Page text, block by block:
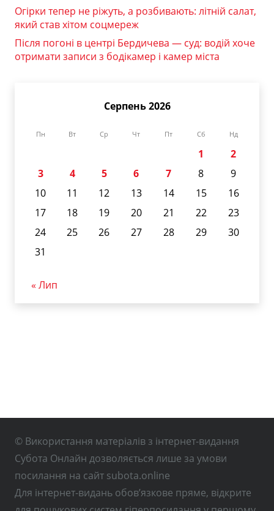
Огірки тепер не ріжуть, а розбивають: літній салат,
який став хітом соцмереж
Після погоні в центрі Бердичева — суд: водій хоче
отримати записи з бодікамер і камер міста
Серпень 2026
Пн Вт Ср Чт Пт Сб Нд
1
2
3
4 5 6 7 8
9
10
11 12 13 14 15
16
17
18 19 20 21 22
23
24
25 26 27 28 29
30
31
« Лип
© Використання матеріалів з інтернет-видання
Субота Онлайн дозволяється лише за умови
посилання на сайт subota.online
Для інтернет-видань обов’язкове пряме, відкрите